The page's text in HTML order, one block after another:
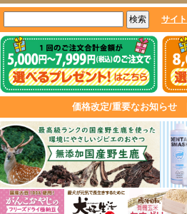
サイ
価格改定/重要なお知らせ